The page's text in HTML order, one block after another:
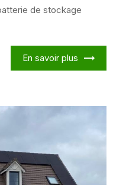
de stockage
En savoir plus